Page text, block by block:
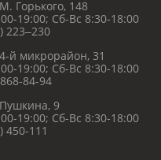
Горького, 148
19:00; Сб-Вс 8:30-18:00
223‒230
й микрорайон, 31
19:00; Сб-Вс 8:30-18:00
84-94
9
19:00; Сб-Вс 8:30-18:00
450-111